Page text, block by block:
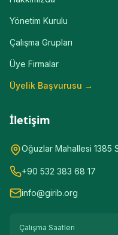
Yönetim Kurulu
Çalışma Grupları
Üye Firmalar
Üyelik Başvurusu →
İletişim
Oğuzlar Mahallesi 1385
+90 532 383 68 17
info@girib.org
Çalışma Saatleri